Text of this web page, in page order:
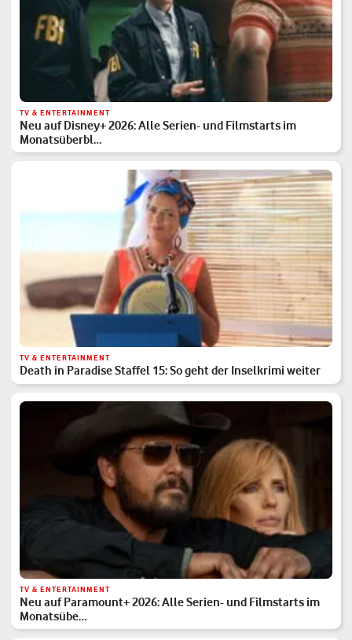
TV & ENTERTAINMENT
Neu auf Disney+ 2026: Alle Serien- und Filmstarts im
Monatsüberbl…
TV & ENTERTAINMENT
Death in Paradise Staffel 15: So geht der Inselkrimi weiter
TV & ENTERTAINMENT
Neu auf Paramount+ 2026: Alle Serien- und Filmstarts im
Monatsübe…